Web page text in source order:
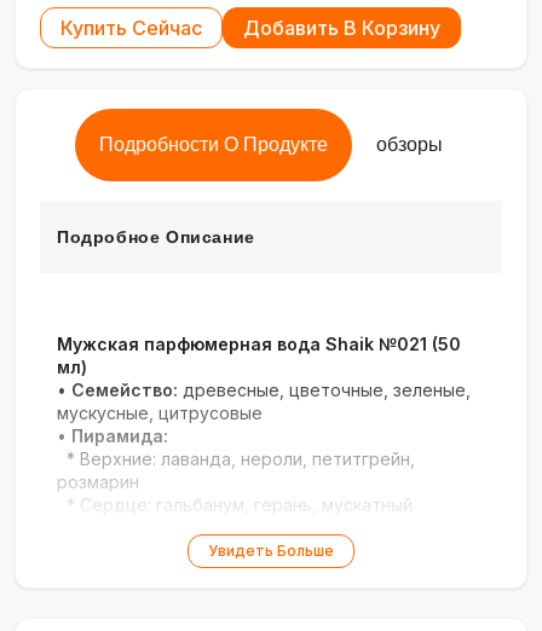
Купить Сейчас Добавить В Корзину
Подробности О Продукте обзоры
Подробное Описание
Мужская парфюмерная вода Shaik №021 (50
мл)
• Семейство: древесные, цветочные, зеленые,
мускусные, цитрусовые
• Пирамида:
* Верхние: лаванда, нероли, петитгрейн,
розмарин
* Сердце: гальбанум, герань, мускатный
* База: белый кедр, сандал, ветивер, дубовый
Увидеть Больше